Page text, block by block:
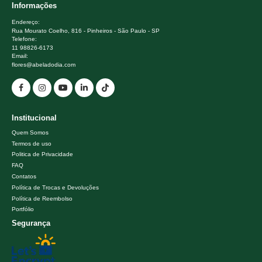
Informações
Endereço:
Rua Mourato Coelho, 816 - Pinheiros - São Paulo - SP
Telefone:
11 98826-6173
Email:
flores@abeladodia.com
Institucional
Quem Somos
Termos de uso
Politica de Privacidade
FAQ
Contatos
Política de Trocas e Devoluções
Política de Reembolso
Portfólio
Segurança